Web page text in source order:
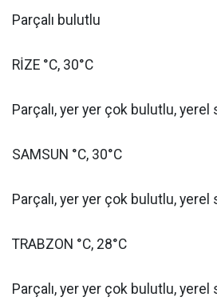
Parçalı bulutlu
RİZE °C, 30°C
Parçalı, yer yer çok bulutlu, yerel
SAMSUN °C, 30°C
Parçalı, yer yer çok bulutlu, yerel
TRABZON °C, 28°C
Parçalı, yer yer çok bulutlu, yerel